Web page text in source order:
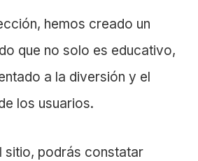
hemos creado un
que no solo es educativo,
a la diversión y el
los usuarios.
sitio, podrás constatar